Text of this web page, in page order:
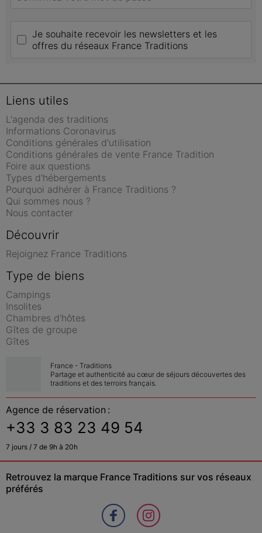
Je souhaite recevoir les newsletters et les
offres du réseaux France Traditions
Liens utiles
L'agenda des traditions
Informations Coronavirus
Conditions générales d'utilisation
Conditions générales de vente France Tradition
Foire aux questions
Types d'hébergements
Pourquoi adhérer à France Traditions ?
Qui sommes nous ?
Nous contacter
Découvrir
Rejoignez France Traditions
Type de biens
Campings
Insolites
Chambres d'hôtes
Gîtes de groupe
Gîtes
France - Traditions
Partage et authenticité au cœur de séjours découvertes des
traditions et des terroirs français.
Agence de réservation :
+33 3 83 23 49 54
7 jours / 7 de 9h à 20h
Retrouvez la marque France Traditions sur vos réseaux
préférés